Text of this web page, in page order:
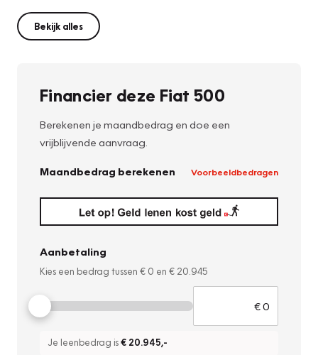
Bekijk alles
Financier deze Fiat 500
Berekenen je maandbedrag en doe een
vrijblijvende aanvraag.
Maandbedrag berekenen Voorbeeldbedragen
Aanbetaling
Kies een bedrag tussen € 0 en € 20.945
Je leenbedrag is€ 20.945,-